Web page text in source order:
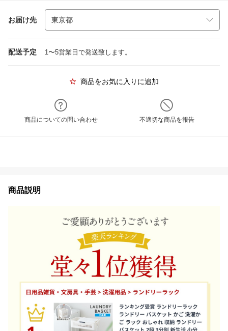
お届け先
配送予定 1〜5営業日で発送致します。
商品をお気に入りに追加
商品についての問い合わせ 不適切な商品を報告
商品説明